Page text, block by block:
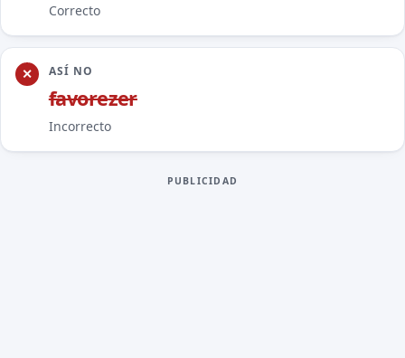
Correcto
ASÍ NO
favorezer
Incorrecto
PUBLICIDAD